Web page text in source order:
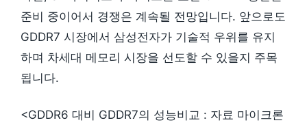
준비 중이어서 경쟁은 계속될 전망입니다. 앞으로도
GDDR7 시장에서 삼성전자가 기술적 우위를 유지
하며 차세대 메모리 시장을 선도할 수 있을지 주목
됩니다.
<GDDR6 대비 GDDR7의 성능비교 : 자료 마이크론